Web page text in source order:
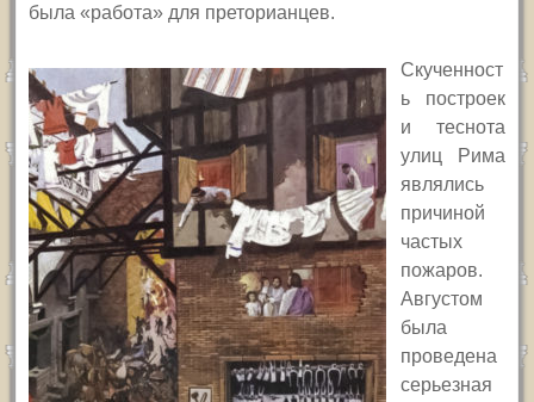
была «работа» для преторианцев.
Скученност
ь построек
и теснота
улиц Рима
являлись
причиной
частых
пожаров.
Августом
была
проведена
серьезная